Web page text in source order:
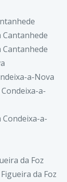
Cantanhede
Cantanhede
a-Nova
a-
Condeixa-a-
da Foz
da Foz